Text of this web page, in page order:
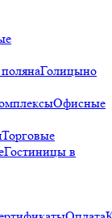
Голицыно
Офисные
Торговые
Гостиницы в